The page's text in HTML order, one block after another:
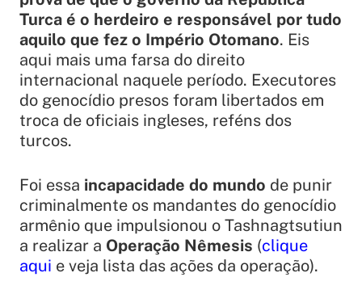
Turca é o herdeiro e responsável por tudo
aquilo que fez o Império Otomano. Eis
aqui mais uma farsa do direito
internacional naquele período. Executores
do genocídio presos foram libertados em
troca de oficiais ingleses, reféns dos
turcos.
Foi essa incapacidade do mundo de punir
criminalmente os mandantes do genocídio
armênio que impulsionou o Tashnagtsutiun
a realizar a Operação Nêmesis (clique
aqui e veja lista das ações da operação).